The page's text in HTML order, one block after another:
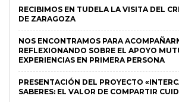
RECIBIMOS EN TUDELA LA VISITA DEL
DE ZARAGOZA
NOS ENCONTRAMOS PARA
REFLEXIONANDO SOBRE EL APOYO
EXPERIENCIAS EN PRIMERA PERSONA
PRESENTACIÓN DEL PROYECTO
SABERES: EL VALOR DE COMPARTIR